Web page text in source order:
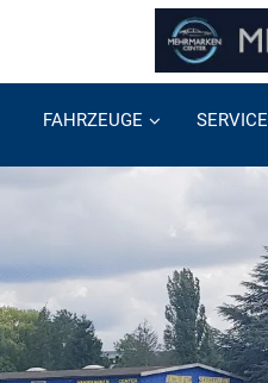
FAHRZEUGE SERVICE